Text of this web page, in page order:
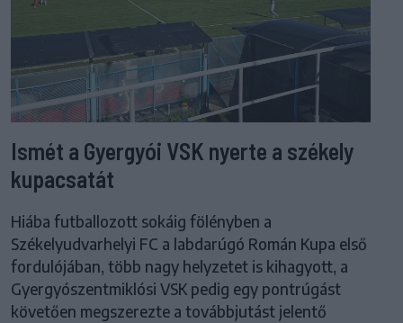
Ismét a Gyergyói VSK nyerte a székely
kupacsatát
Hiába futballozott sokáig fölényben a
Székelyudvarhelyi FC a labdarúgó Román Kupa első
fordulójában, több nagy helyzetet is kihagyott, a
Gyergyószentmiklósi VSK pedig egy pontrúgást
követően megszerezte a továbbjutást jelentő